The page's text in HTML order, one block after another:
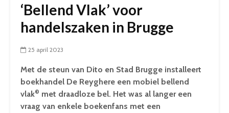
‘Bellend Vlak’ voor
handelszaken in Brugge
25 april 2023
Met de steun van Dito en Stad Brugge installeert
boekhandel De Reyghere een mobiel bellend
vlak© met draadloze bel. Het was al langer een
vraag van enkele boekenfans met een